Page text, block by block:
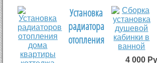
Установка
радиатора
отопления
4 000